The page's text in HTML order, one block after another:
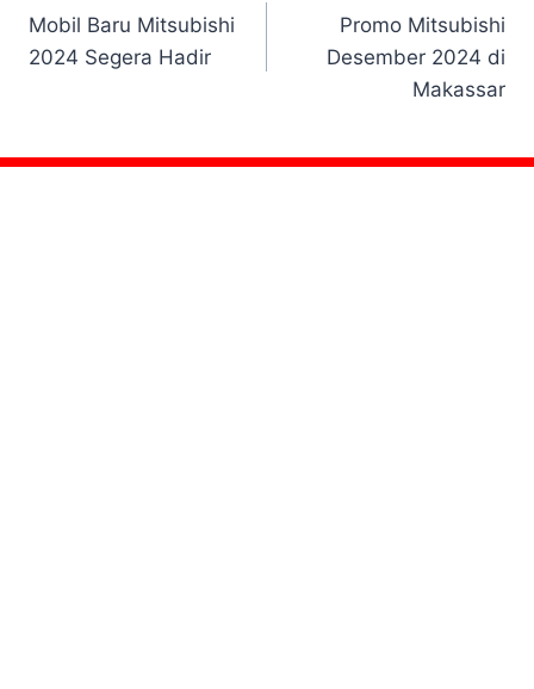
Mobil Baru Mitsubishi
2024 Segera Hadir
Promo Mitsubishi
Desember 2024 di
Makassar